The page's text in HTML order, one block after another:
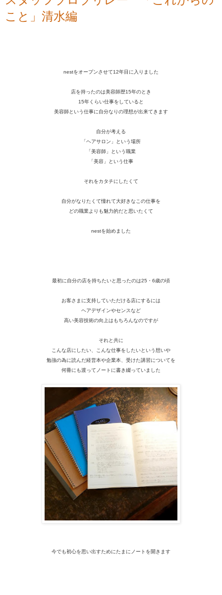
こと」清水編
nestをオープンさせて12年目に入りました
店を持ったのは美容師歴15年のとき
15年くらい仕事をしていると
美容師という仕事に自分なりの理想が出来てきます
自分が考える
「ヘアサロン」という場所
「美容師」という職業
「美容」という仕事
それをカタチにしたくて
自分がなりたくて憧れて大好きなこの仕事を
どの職業よりも魅力的だと思いたくて
nestを始めました
最初に自分の店を持ちたいと思ったのは25・6歳の頃
お客さまに支持していただける店にするには
ヘアデザインやセンスなど
高い美容技術の向上はもちろんなのですが
それと共に
こんな店にしたい、こんな仕事をしたいという想いや
勉強の為に読んだ経営本や企業本、 受けた講習についてを
何冊にも渡ってノートに書き綴っていました
今でも初心を思い出すためにたまにノートを開きます